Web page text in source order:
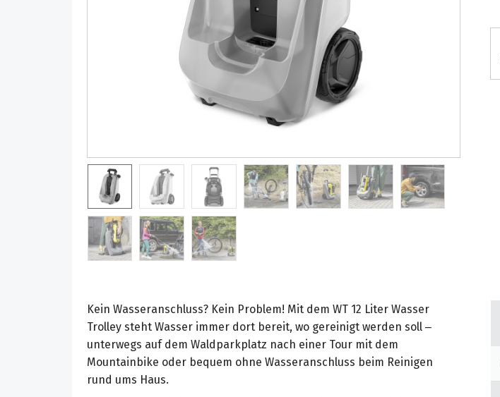
Kein Wasseranschluss? Kein Problem! Mit dem WT 12 Liter Wasser
Trolley steht Wasser immer dort bereit, wo gereinigt werden soll –
unterwegs auf dem Waldparkplatz nach einer Tour mit dem
Mountainbike oder bequem ohne Wasseranschluss beim Reinigen
rund ums Haus.